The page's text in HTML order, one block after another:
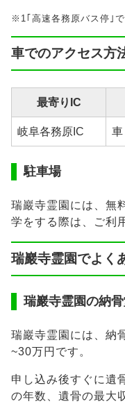
※1｢高速各務原バス停｣
車でのアクセス方
最寄りIC
岐阜各務原IC 車
駐車場
瑞巖寺霊園には、無
学をする際は、ご利
瑞巖寺霊園でよく
瑞巖寺霊園の納
瑞巖寺霊園には、納
~30万円です。
申し込み後すぐに遺
の年数、遺骨の最大